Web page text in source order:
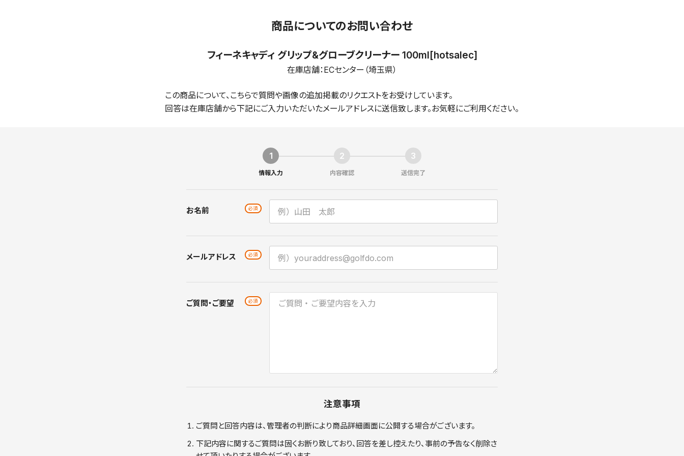
商品についてのお問い合わせ
フィーネキャディ グリップ&グローブクリーナー 100ml[hotsalec]
在庫店舗：ECセンター（埼玉県）
この商品について、こちらで質問や画像の追加掲載のリクエストをお受けしています。
回答は在庫店舗から下記にご入力いただいたメールアドレスに送信致します。お気軽にご利用ください。
情報入力 内容確認 送信完了
お名前
メールアドレス
ご質問・ご要望
注意事項
ご質問と回答内容は、管理者の判断により商品詳細画面に公開する場合がございます。
下記内容に関するご質問は固くお断り致しており、回答を差し控えたり、事前の予告なく削除さ